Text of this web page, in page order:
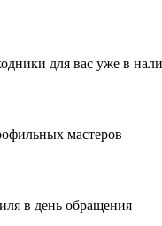
для вас уже в
мастеров
в день обращения